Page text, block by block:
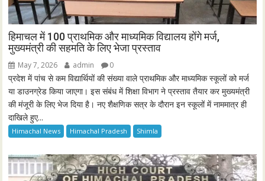
हिमाचल में 100 प्राथमिक और माध्यमिक विद्यालय होंगे मर्ज,
मुख्यमंत्री की सहमति के लिए भेजा प्रस्ताव
May 7, 2026 admin 0
प्रदेश में पांच से कम विद्यार्थियों की संख्या वाले प्राथमिक और माध्यमिक स्कूलों को मर्ज
या डाउनग्रेड किया जाएगा। इस संबंध में शिक्षा विभाग ने प्रस्ताव तैयार कर मुख्यमंत्री
की मंजूरी के लिए भेज दिया है। नए शैक्षणिक सत्र के दौरान इन स्कूलों में नाममात्र ही
दाखिले हुए...
Himachal News Himachal Pradesh Shimla